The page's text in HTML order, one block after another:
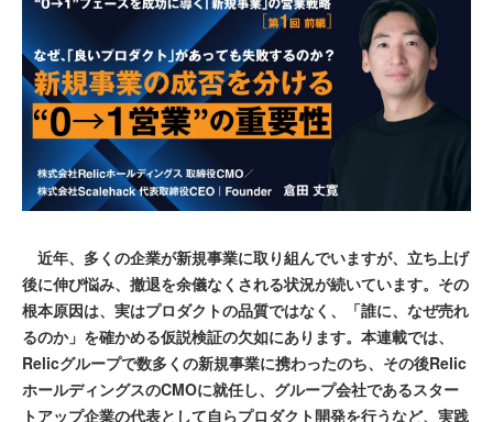
近年、多くの企業が新規事業に取り組んでいますが、立ち上げ
後に伸び悩み、撤退を余儀なくされる状況が続いています。その
根本原因は、実はプロダクトの品質ではなく、「誰に、なぜ売れ
るのか」を確かめる仮説検証の欠如にあります。本連載では、
Relicグループで数多くの新規事業に携わったのち、その後Relic
ホールディングスのCMOに就任し、グループ会社であるスター
トアップ企業の代表として自らプロダクト開発を行うなど、実践